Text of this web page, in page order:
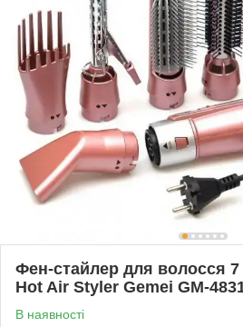
Фен-стайлер для волосся
Hot Air Styler Gemei GM-
В наявності